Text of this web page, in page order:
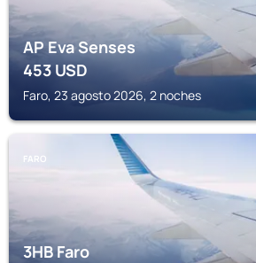
AP Eva Senses
453USD
Faro, 23 agosto 2026, 2 noches
FARO
3HB Faro